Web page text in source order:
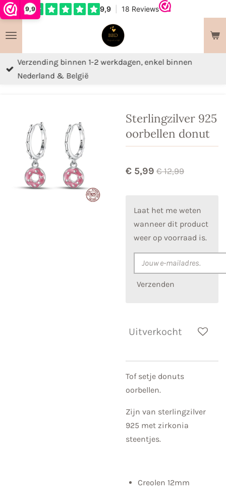
9,9
Ga
naar
de
hoofdinhoud
Verzending binnen 1-2 werkdagen, enkel binnen
Nederland & België
Sterlingzilver 925
oorbellen donut
€ 5,99 € 12,99
Laat het me weten
wanneer dit product
weer op voorraad is.
Verzenden
Uitverkocht
Tof setje donuts
oorbellen.
Zijn van sterlingzilver
925 met zirkonia
steentjes.
Creolen 12mm